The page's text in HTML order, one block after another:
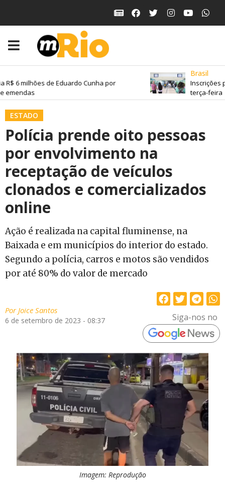
R$ 6 milhões de Eduardo Cunha por
emendas
Brasil
Inscrições
terça-feira
ESTADO
Polícia prende oito pessoas
por envolvimento na
receptação de veículos
clonados e comercializados
online
Ação é realizada na capital fluminense, na
Baixada e em municípios do interior do estado.
Segundo a polícia, carros e motos são vendidos
por até 80% do valor de mercado
PorJoice Santos
6 de setembro de 2023 - 08:37 Siga-nos no
Imagem: Reprodução